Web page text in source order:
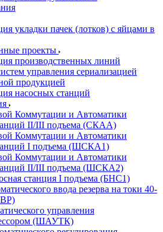
укладки пачек (лотков) с яйцами в
проекты
производственных линий
управления сериализацией
продукцией
насосных станций
Коммутации и Автоматики
II/III подъема (СКАА)
Коммутации и Автоматики
I подъема (ШСКА1)
Коммутации и Автоматики
II/III подъема (ШСКА2)
станция I подъема (БНС1)
ввода резерва на токи 40-
управления
(ШАУТК)